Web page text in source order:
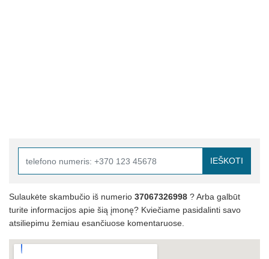
IEŠKOTI
Sulaukėte skambučio iš numerio 37067326998 ? Arba galbūt
turite informacijos apie šią įmonę? Kviečiame pasidalinti savo
atsiliepimu žemiau esančiuose komentaruose.